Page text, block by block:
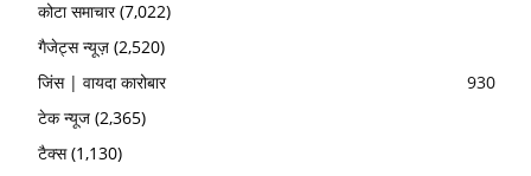
कोटा समाचार(7,022)
गैजेट्स न्यूज़ (2,520)
जिंस | वायदा कारोबार
930
टेक न्यूज (2,365)
टैक्स(1,130)